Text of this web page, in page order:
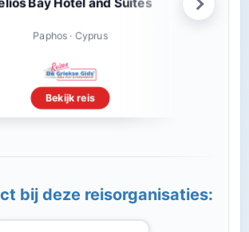
Paphos · Cyprus
Bekijk reis
bij deze reisorganisaties: